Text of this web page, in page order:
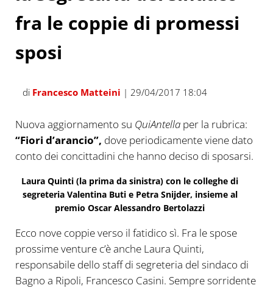
fra le coppie di promessi
sposi
di Francesco Matteini | 29/04/2017 18:04
Nuova aggiornamento su QuiAntellaper la rubrica:
“Fiori d’arancio”, dove periodicamente viene dato
conto dei concittadini che hanno deciso di sposarsi.
Laura Quinti (la prima da sinistra) con le colleghe di
segreteria Valentina Buti e Petra Snijder, insieme al
premio Oscar Alessandro Bertolazzi
Ecco nove coppie verso il fatidico sì. Fra le spose
prossime venture c’è anche Laura Quinti,
responsabile dello staff di segreteria del sindaco di
Bagno a Ripoli, Francesco Casini. Sempre sorridente